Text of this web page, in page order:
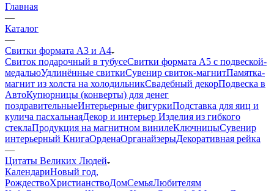
Главная
—
Каталог
—
Свитки формата А3 и А4
Свиток подарочный в тубусеСвитки формата А5 с подвеской-
медальюУдлинённые свиткиСувенир свиток-магнитПамятка-
магнит из холста на холодильникСвадебный декорПодвеска в
АвтоКупюрницы (конверты) для денег
поздравительныеИнтерьерные фигуркиПодставка для яиц и
кулича пасхальнаяДекор и интерьер Изделия из гибкого
стеклаПродукция на магнитном винилеКлючницыСувенир
интерьерный КнигаОрденаОрганайзерыДекоративная рейка
—
Цитаты Великих Людей
КалендариНовый год,
РождествоХристианствоДомСемьяЛюбителям